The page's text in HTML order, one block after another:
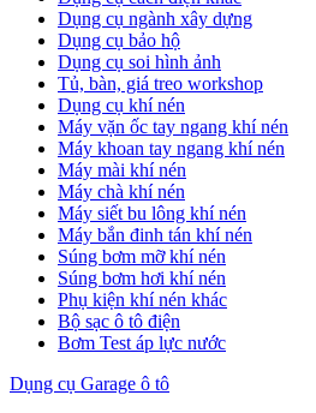
Dụng cụ ngành xây dựng
Dụng cụ bảo hộ
Dụng cụ soi hình ảnh
Tủ, bàn, giá treo workshop
Dụng cụ khí nén
Máy vặn ốc tay ngang khí nén
Máy khoan tay ngang khí nén
Máy mài khí nén
Máy chà khí nén
Máy siết bu lông khí nén
Máy bắn đinh tán khí nén
Súng bơm mỡ khí nén
Súng bơm hơi khí nén
Phụ kiện khí nén khác
Bộ sạc ô tô điện
Bơm Test áp lực nước
Dụng cụ Garage ô tô